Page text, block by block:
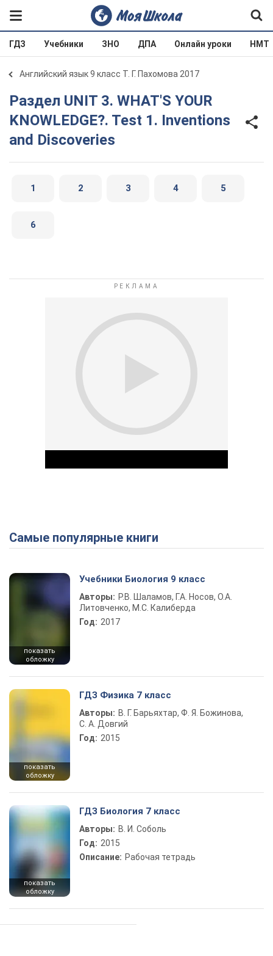
ГДЗ Учебники ЗНО ДПА Онлайн уроки НМТ
Английский язык 9 класс Т. Г. Пахомова 2017
Раздел UNIT 3. WHAT'S YOUR
KNOWLEDGE?. Test 1. Inventions
and Discoveries
1 2 3 4 5
6
Play Video
Самые популярные книги
показать
обложку
Учебники Биология 9 класс
Авторы: Р.В. Шаламов, Г.А. Носов, О.А.
Литовченко, М.С. Калиберда
Год: 2017
показать
обложку
ГДЗ Физика 7 класс
Авторы: В. Г. Барьяхтар, Ф. Я. Божинова,
С. А. Довгий
Год: 2015
показать
обложку
ГДЗ Биология 7 класс
Авторы: В. И. Соболь
Год: 2015
Описание: Рабочая тетрадь